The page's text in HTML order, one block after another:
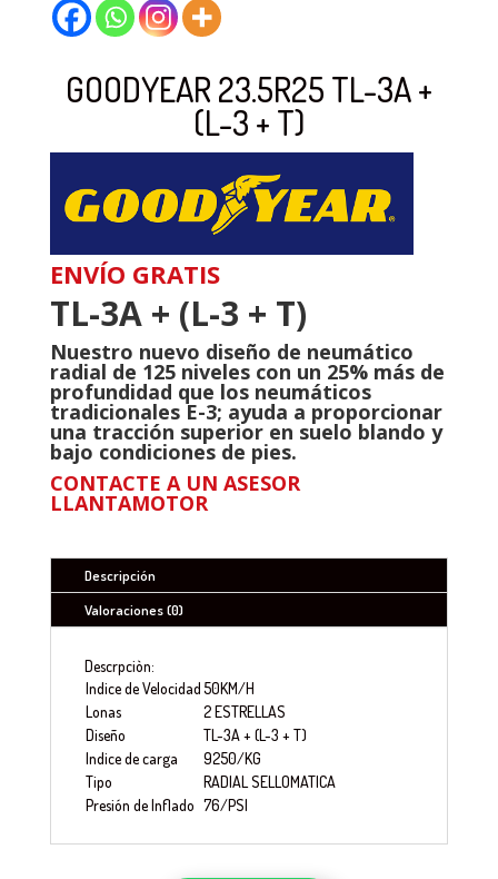
GOODYEAR 23.5R25 TL-3A +
(L-3 + T)
ENVÍO GRATIS
TL-3A + (L-3 + T)
Nuestro nuevo diseño de neumático
radial de 125 niveles con un 25% más de
profundidad que los neumáticos
tradicionales E-3; ayuda a proporcionar
una tracción superior en suelo blando y
bajo condiciones de pies.
CONTACTE A UN ASESOR
LLANTAMOTOR
Descripción
Valoraciones (0)
Descrpciòn:
Indice de Velocidad50KM/H
Lonas
2 ESTRELLAS
Diseño
TL-3A + (L-3 + T)
Indice de carga
9250/KG
Tipo
RADIAL SELLOMATICA
Presión de Inflado 76/PSI